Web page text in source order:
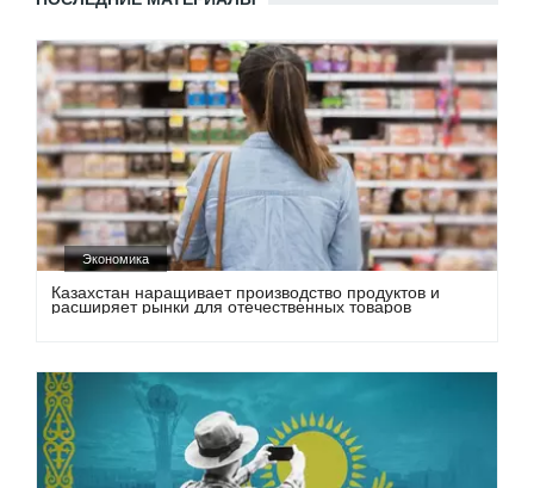
Экономика
Казахстан наращивает производство продуктов и
расширяет рынки для отечественных товаров